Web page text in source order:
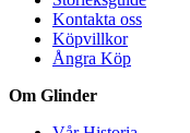
Kontakta oss
Köpvillkor
Ångra Köp
Om Glinder